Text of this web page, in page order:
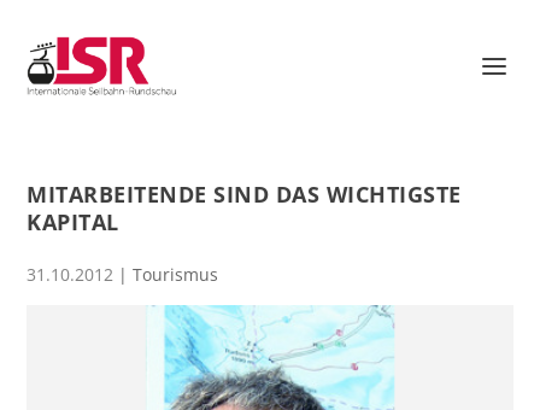
MITARBEITENDE SIND DAS WICHTIGSTE
KAPITAL
31.10.2012 |Tourismus